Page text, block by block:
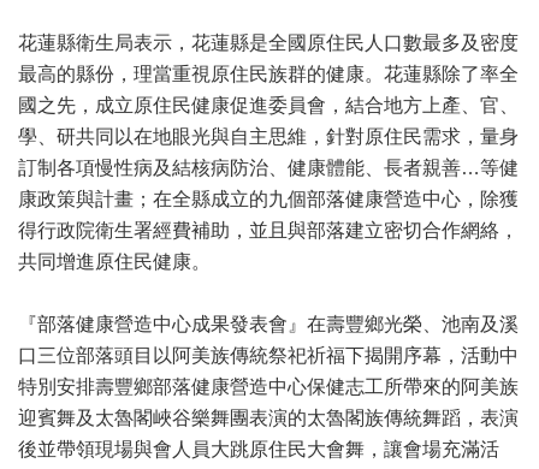
花蓮縣衛生局表示，花蓮縣是全國原住民人口數最多及密度
最高的縣份，理當重視原住民族群的健康。花蓮縣除了率全
國之先，成立原住民健康促進委員會，結合地方上產、官、
學、研共同以在地眼光與自主思維，針對原住民需求，量身
訂制各項慢性病及結核病防治、健康體能、長者親善…等健
康政策與計畫；在全縣成立的九個部落健康營造中心，除獲
得行政院衛生署經費補助，並且與部落建立密切合作網絡，
共同增進原住民健康。
『部落健康營造中心成果發表會』在壽豐鄉光榮、池南及溪
口三位部落頭目以阿美族傳統祭祀祈福下揭開序幕，活動中
特別安排壽豐鄉部落健康營造中心保健志工所帶來的阿美族
迎賓舞及太魯閣峽谷樂舞團表演的太魯閣族傳統舞蹈，表演
後並帶領現場與會人員大跳原住民大會舞，讓會場充滿活